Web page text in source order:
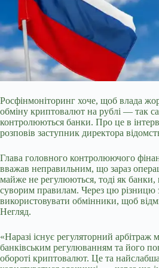
Росфінмоніторинг хоче, щоб влада
обміну криптовалют на рублі — так
контролюються банки. Про це в
розповів заступник директора
Глава головного контролюючого
вважав неправильним, що зараз
майже не регулюються, тоді як банки,
суворим правилам. Через цю різницю
використовувати обмінники, щоб
Негляд.
«Наразі існує регуляторний
банківським регулюванням та його
обороті криптовалют. Це та